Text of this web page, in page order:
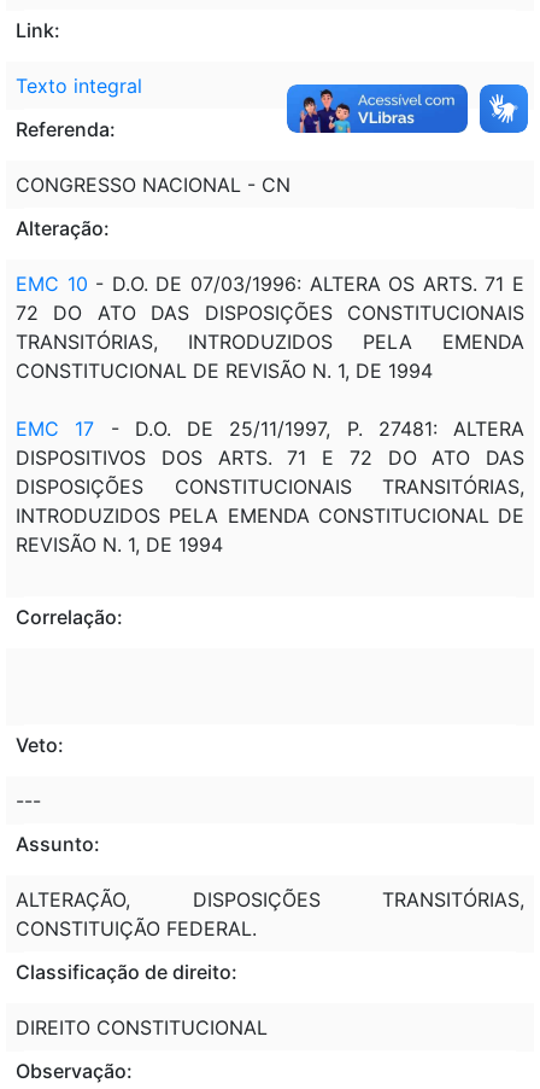
Link:
Texto integral
Referenda:
CONGRESSO NACIONAL - CN
Alteração:
EMC 10 - D.O. DE 07/03/1996: ALTERA OS ARTS. 71 E
72 DO ATO DAS DISPOSIÇÕES CONSTITUCIONAIS
TRANSITÓRIAS, INTRODUZIDOS PELA EMENDA
CONSTITUCIONAL DE REVISÃO N. 1, DE 1994
EMC 17 - D.O. DE 25/11/1997, P. 27481: ALTERA
DISPOSITIVOS DOS ARTS. 71 E 72 DO ATO DAS
DISPOSIÇÕES CONSTITUCIONAIS TRANSITÓRIAS,
INTRODUZIDOS PELA EMENDA CONSTITUCIONAL DE
REVISÃO N. 1, DE 1994
Correlação:
Veto:
---
Assunto:
ALTERAÇÃO, DISPOSIÇÕES TRANSITÓRIAS,
CONSTITUIÇÃO FEDERAL.
Classificação de direito:
DIREITO CONSTITUCIONAL
Observação: